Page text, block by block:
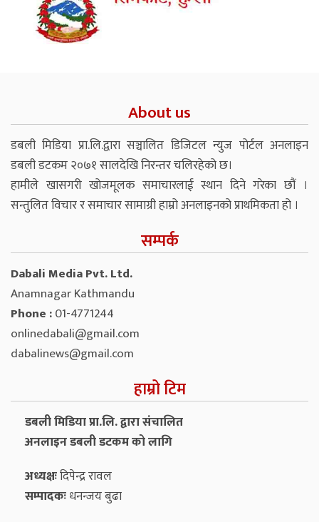
About us
डबली मिडिया प्रा.लि.द्वारा सञ्चालित डिजिटल न्युज पोर्टल अनलाइन
डबली डटकम २०७१ सालदेखि निरन्तर चलिरहेको छ।
हामीले खासगरी खोजमूलक समाचारलाई स्थान दिने गरेका छौं ।
सन्तुलित विचार र समाचार सामाग्री हाम्रो अनलाइनको प्राथमिकता हो ।
सम्पर्क
Dabali Media Pvt. Ltd.
Anamnagar Kathmandu
Phone :01-4771244
onlinedabali@gmail.com
dabalinews@gmail.com
हाम्रो टिम
डबली मिडिया प्रा.लि. द्वारा संचालित
अनलाइन डबली डटकम को लागि
अध्यक्षःदिपेन्द्र रावल
सम्पादकःधनन्‍जय बुढा